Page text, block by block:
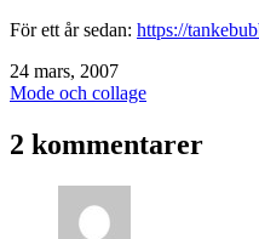
För ett år sedan: https://
Publicerat
den
24 mars, 2007
Kategoriserat
Mode och collage
2 kommentarer